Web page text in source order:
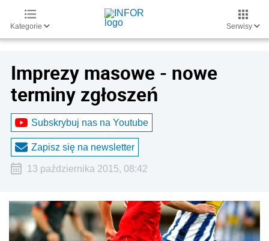
Kategorie Serwisy
Imprezy masowe - nowe
terminy zgłoszeń
Subskrybuj nas na Youtube
Zapisz się na newsletter
13 października 2015, 08:42